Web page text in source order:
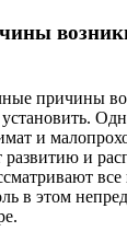
причины
и
развитию и
в этом